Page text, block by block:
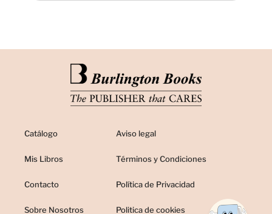
Catálogo
Mis Libros
Contacto
Sobre Nosotros
Aviso legal
Términos y Condiciones
Política de Privacidad
Politica de cookies